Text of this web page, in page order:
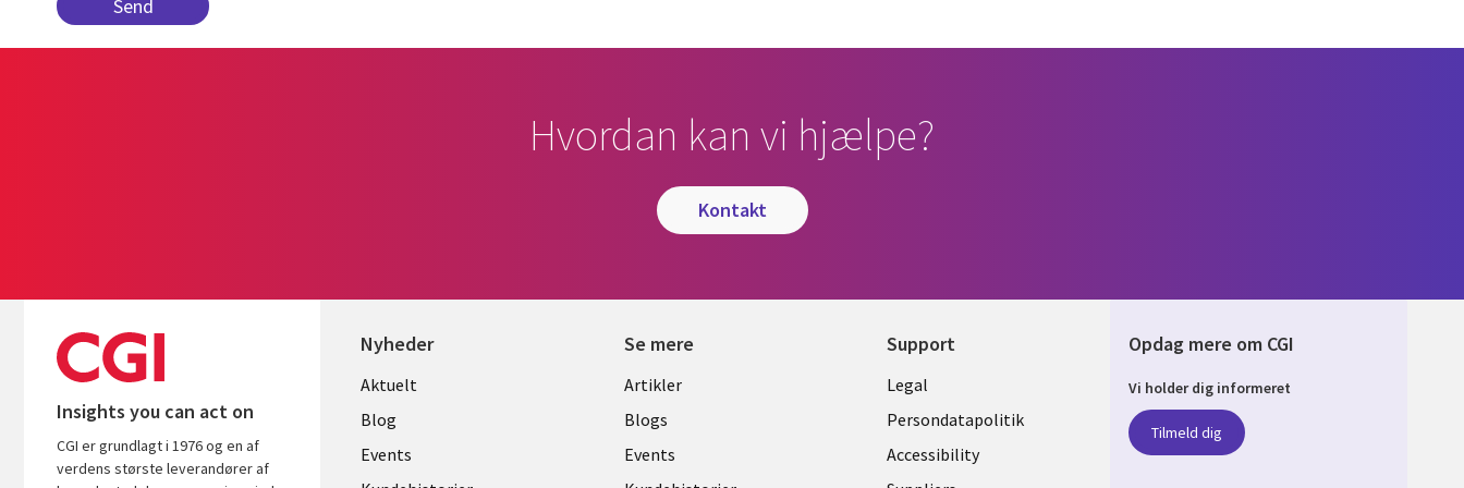
Hvordan kan vi hjælpe?
kontakt
Insights you can act on
CGI er grundlagt i 1976 og en af
verdens største leverandører af
Nyheder
Useful
links
DENMARK
Aktuelt
Blog
Events
Se mere
Library
Links
DENMARK
Artikler
Blogs
Events
Support
Legal
DENMARK
Legal
Persondatapolitik
Accessibility
Opdag mere om CGI
Vi holder dig informeret
Tilmeld dig